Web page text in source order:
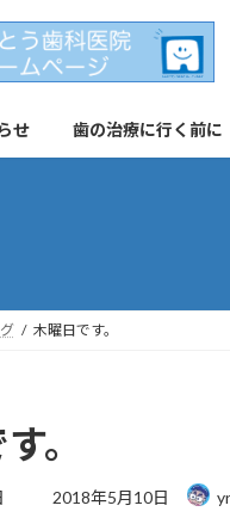
せ 歯の治療に行く前に
木曜日です。
。
最
2018年5月10日